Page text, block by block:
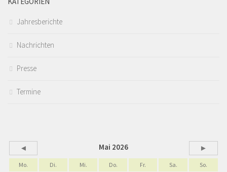
Jahresberichte
Nachrichten
Presse
Termine
◄ Mai 2026 ►
Mo. Di. Mi. Do. Fr. Sa. So.